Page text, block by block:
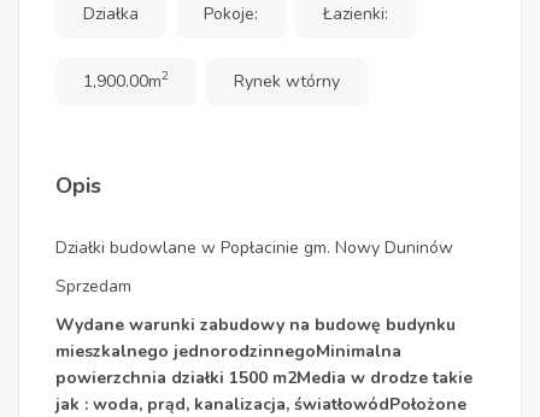
Działka Pokoje: Łazienki:
1,900.00m2 Rynek wtórny
Opis
Działki budowlane w Popłacinie gm. Nowy Duninów
Sprzedam
Wydane warunki zabudowy na budowę budynku
mieszkalnego jednorodzinnegoMinimalna
powierzchnia działki 1500 m2Media w drodze takie
jak : woda, prąd, kanalizacja, światłowódPołożone